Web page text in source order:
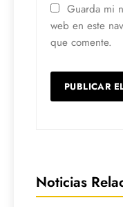
Guarda mi
web en este
que comente.
Noticias